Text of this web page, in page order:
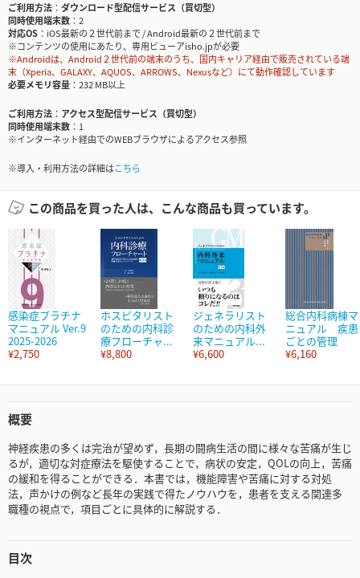
ご利用方法
ダウンロード型配信サービス（買切型）
同時使用端末数
2
対応OS
iOS最新の２世代前まで / Android最新の２世代前まで
※コンテンツの使用にあたり、専用ビューアisho.jpが必要
※Androidは、Android２世代前の端末のうち、国内キャリア経由で販売されている端
末（Xperia、GALAXY、AQUOS、ARROWS、Nexusなど）にて動作確認しています
必要メモリ容量
232 MB以上
ご利用方法
アクセス型配信サービス（買切型）
同時使用端末数
1
※インターネット経由でのWEBブラウザによるアクセス参照
※導入・利用方法の詳細はこちら
この商品を買った人は、こんな商品も買っています。
感染症プラチナ
マニュアル Ver.9
2025-2026
¥2,750
ホスピタリスト
のための内科診
療フローチャ...
¥8,800
ジェネラリスト
のための内科外
来マニュアル...
¥6,600
総合内科病棟マ
ニュアル 疾患
ごとの管理
¥6,160
概要
神経疾患の多くは完治が望めず，長期の闘病生活の間に様々な苦痛が生じ
るが，適切な対症療法を駆使することで，病状の安定，QOLの向上，苦痛
の緩和を得ることができる．本書では，機能障害や苦痛に対する対処
法，声かけの例など長年の実践で得たノウハウを，患者を支える関連多
職種の視点で，項目ごとに具体的に解説する．
目次